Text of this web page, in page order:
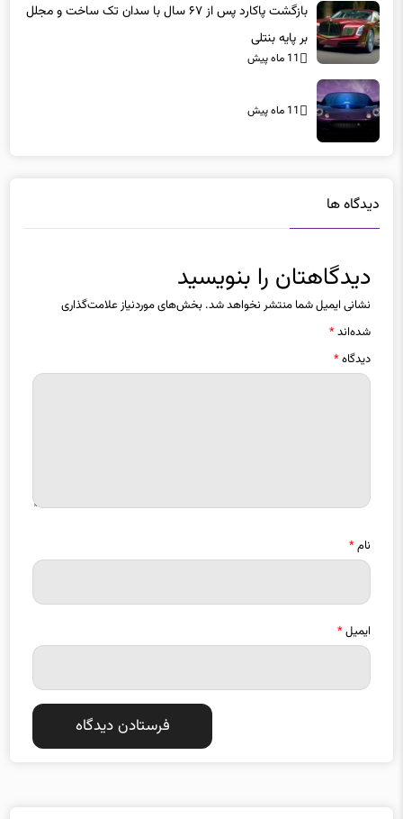
بر پایه بنتلی
11 ماه پیش
نشانی ایمیل شما منتشر نخواهد شد.بخش‌های موردنیاز علامت‌گذاری
شده‌اند*
دیدگاه*
ایمیل*